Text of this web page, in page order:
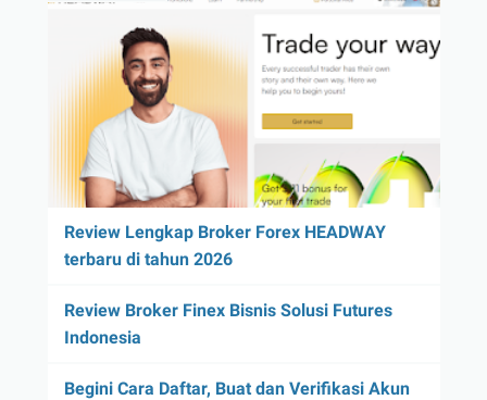
Review Lengkap Broker Forex HEADWAY
terbaru di tahun 2026
Review Broker Finex Bisnis Solusi Futures
Indonesia
Begini Cara Daftar, Buat dan Verifikasi Akun